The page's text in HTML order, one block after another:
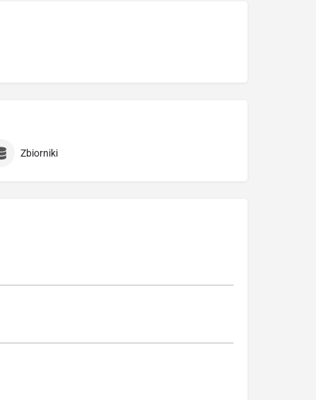
Zbiorniki